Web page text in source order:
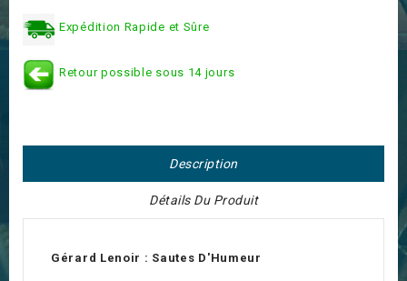
Expédition Rapide et Sûre
Retour possible sous 14 jours
Description
Détails Du Produit
Gérard Lenoir : Sautes D'Humeur